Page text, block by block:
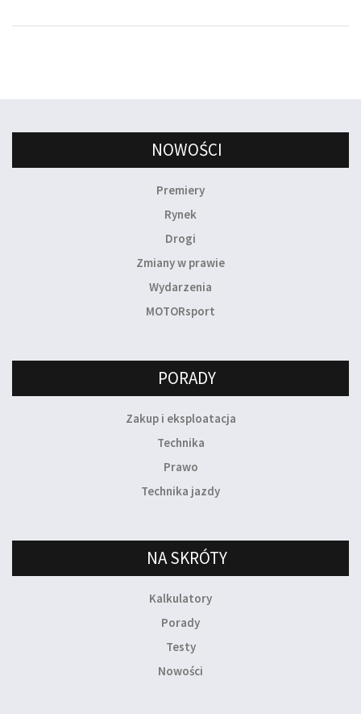
NOWOŚCI
Premiery
Rynek
Drogi
Zmiany w prawie
Wydarzenia
MOTORsport
PORADY
Zakup i eksploatacja
Technika
Prawo
Technika jazdy
NA SKRÓTY
Kalkulatory
Porady
Testy
Nowości